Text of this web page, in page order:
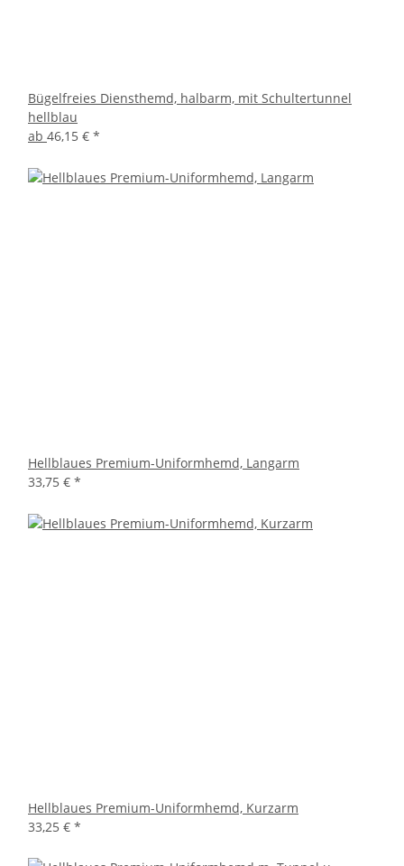
Bügelfreies Diensthemd, halbarm, mit Schultertunnel
hellblau
ab 46,15 € *
Hellblaues Premium-Uniformhemd, Langarm
33,75 € *
Hellblaues Premium-Uniformhemd, Kurzarm
33,25 € *